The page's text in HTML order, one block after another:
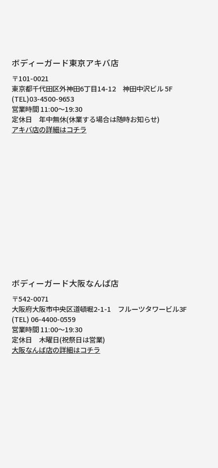
ボディーガード東京アキバ店
〒101-0021
東京都千代田区外神田6丁目14-12 神田中沢ビル 5F
(TEL)03-4500-9653
営業時間 11:00～19:30
定休日 年中無休(休業する場合は随時お知らせ)
アキバ店の詳細はコチラ
ボディーガード大阪なんば店
〒542-0071
大阪府大阪市中央区道頓堀2-1-1
フルーツタワービル3F
(TEL) 06-4400-0559
営業時間 11:00～19:30
定休日 木曜日(祝祭日は営業)
大阪なんば店の詳細はコチラ